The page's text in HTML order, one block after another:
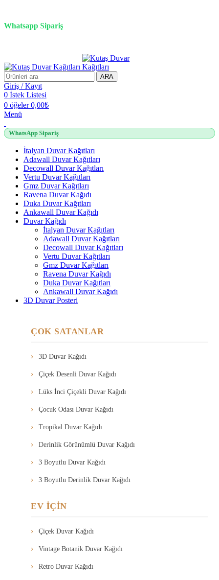
Whatsapp Sipariş
ARA
Giriş / Kayıt
0 İstek Listesi
0 öğeler 0,00₺
Menü
WhatsApp Sipariş
İtalyan Duvar Kağıtları
Adawall Duvar Kağıtları
Decowall Duvar Kağıtları
Vertu Duvar Kağıtları
Gmz Duvar Kağıtları
Ravena Duvar Kağıdı
Duka Duvar Kağıtları
Ankawall Duvar Kağıdı
Duvar Kağıdı
İtalyan Duvar Kağıtları
Adawall Duvar Kağıtları
Decowall Duvar Kağıtları
Vertu Duvar Kağıtları
Gmz Duvar Kağıtları
Ravena Duvar Kağıdı
Duka Duvar Kağıtları
Ankawall Duvar Kağıdı
3D Duvar Posteri
ÇOK SATANLAR
3D Duvar Kağıdı
Çiçek Desenli Duvar Kağıdı
Lüks İnci Çiçekli Duvar Kağıdı
Çocuk Odası Duvar Kağıdı
Tropikal Duvar Kağıdı
Derinlik Görünümlü Duvar Kağıdı
3 Boyutlu Duvar Kağıdı
3 Boyutlu Derinlik Duvar Kağıdı
EV İÇİN
Çiçek Duvar Kağıdı
Vintage Botanik Duvar Kağıdı
Retro Duvar Kağıdı